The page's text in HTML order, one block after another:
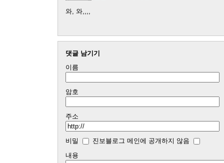
와, 와,,,,
댓글 남기기
이름
암호
주소
비밀
진보블로그 메인에 공개하지 않음
내용